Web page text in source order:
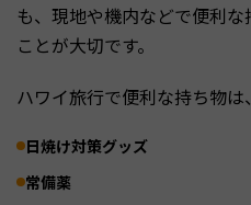
も、現地や機内などで便利
ことが大切です。
ハワイ旅行で便利な持ち物は
日焼け対策グッズ
常備薬